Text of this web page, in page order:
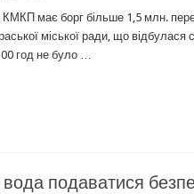
КМКП має борг більше 1,5 млн.
міської ради, що
год не було …
подаватися